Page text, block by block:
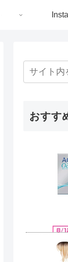
おすす